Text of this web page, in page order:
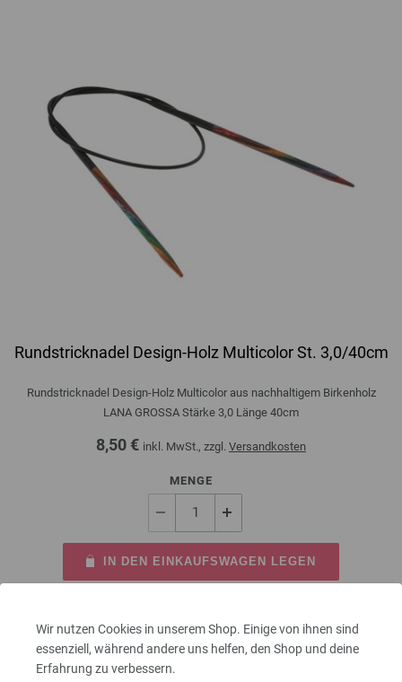
Wir nutzen Cookies in unserem Shop. Einige von ihnen sind
essenziell, während andere uns helfen, den Shop und deine
Erfahrung zu verbessern.
Rundstricknadel Design-Holz Multicolor St. 3,0/40cm
Rundstricknadel Design-Holz Multicolor aus nachhaltigem Birkenholz
LANA GROSSA Stärke 3,0 Länge 40cm
8,50 € inkl. MwSt., zzgl. Versandkosten
MENGE
IN DEN EINKAUFSWAGEN LEGEN